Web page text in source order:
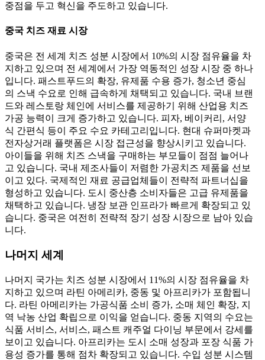
중점을 두고 혁신을 주도하고 있습니다.
중국 치즈 재료 시장
중국은 전 세계 치즈 성분 시장에서 10%의 시장 점유율을 차
지하고 있으며 전 세계에서 가장 역동적인 성장 시장 중 하나
입니다. 패스트푸드의 확장, 유제품 수용 증가, 청소년 중심
의 스낵 수요로 인해 급속하게 채택되고 있습니다. 국내 브랜
드와 레스토랑 체인에 서비스를 제공하기 위해 산업용 치즈
가공 능력이 크게 증가하고 있습니다. 피자, 베이커리, 서양
식 간편식 등이 주요 수요 카테고리입니다. 현대 슈퍼마켓과
전자상거래 플랫폼은 시장 접근성을 향상시키고 있습니다.
아이들을 위해 치즈 스낵을 구매하는 부모들이 점점 늘어나
고 있습니다. 국내 제조사들이 저렴한 가공치즈 제품을 선보
이고 있다. 국제적인 재료 공급업체들이 전략적 파트너십을
형성하고 있습니다. 도시 중산층 소비자들은 고급 유제품을
채택하고 있습니다. 냉장 보관 인프라가 빠르게 확장되고 있
습니다. 중국은 여전히 ​​전략적 장기 성장 시장으로 남아 있습
니다.
나머지 세계
나머지 국가는 치즈 성분 시장에서 11%의 시장 점유율을 차
지하고 있으며 라틴 아메리카, 중동 및 아프리카가 포함됩니
다. 라틴 아메리카는 가공식품 소비 증가, 소매 체인 확장, 지
역 낙농 산업 확립으로 이익을 얻습니다. 중동 지역의 수요는
식품 서비스, 서비스, 패스트 캐주얼 다이닝 부문에서 강세를
보이고 있습니다. 아프리카는 도시 소매 성장과 포장 식품 가
용성 증가를 통해 점차 확장되고 있습니다. 수입 성분 시스템